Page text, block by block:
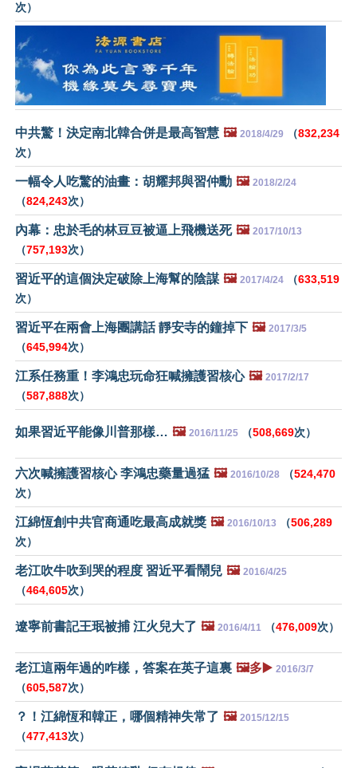
次）
中共驚！決定南北韓合併是最高智慧 🖼️ 2018/4/29 （832,234
次）
一幅令人吃驚的油畫：胡耀邦與習仲勳 🖼️ 2018/2/24
（824,243次）
內幕：忠於毛的林豆豆被逼上飛機送死 🖼️ 2017/10/13
（757,193次）
習近平的這個決定破除上海幫的陰謀 🖼️ 2017/4/24 （633,519
次）
習近平在兩會上海團講話 靜安寺的鐘掉下 🖼️ 2017/3/5
（645,994次）
江系任務重！李鴻忠玩命狂喊擁護習核心 🖼️ 2017/2/17
（587,888次）
如果習近平能像川普那樣… 🖼️ 2016/11/25 （508,669次）
六次喊擁護習核心 李鴻忠藥量過猛 🖼️ 2016/10/28 （524,470
次）
江綿恆創中共官商通吃最高成就獎 🖼️ 2016/10/13 （506,289
次）
老江吹牛吹到哭的程度 習近平看鬧兒 🖼️ 2016/4/25
（464,605次）
遼寧前書記王珉被捕 江火兒大了 🖼️ 2016/4/11 （476,009次）
老江這兩年過的咋樣，答案在英子這裏 🖼️多▶️ 2016/3/7
（605,587次）
？！江綿恆和韓正，哪個精神失常了 🖼️ 2015/12/15
（477,413次）